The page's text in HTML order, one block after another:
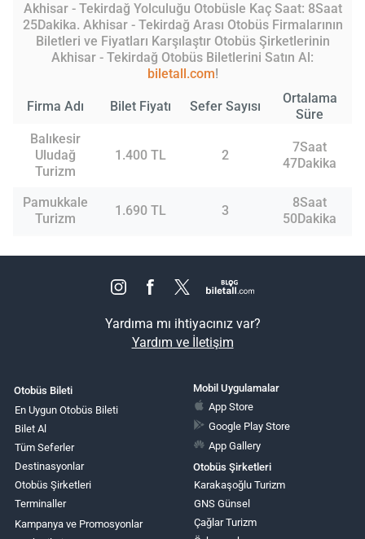
Akhisar - Tekirdağ Yolculuğu Otobüsle Kaç Saat: 8Saat
25Dakika. Akhisar - Tekirdağ Arası Otobüs Firmalarının
Biletleri ve Fiyatları Karşılaştır Otobüs Şirketlerinin
Akhisar - Tekirdağ Otobüs Biletlerini Satın Al:
biletall.com!
Firma Adı Bilet Fiyatı Sefer Sayısı
Ortalama
Süre
Balıkesir
Uludağ
Turizm
1.400 TL 2
7Saat
47Dakika
Pamukkale
Turizm
1.690 TL 3
8Saat
50Dakika
Yardıma mı ihtiyacınız var?
Yardım ve İletişim
Otobüs Bileti
En Uygun Otobüs Bileti
Bilet Al
Tüm Seferler
Destinasyonlar
Otobüs Şirketleri
Terminaller
Kampanya ve Promosyonlar
Mobil Uygulamalar
App Store
Google Play Store
App Gallery
Otobüs Şirketleri
Karakaşoğlu Turizm
GNS Günsel
Çağlar Turizm